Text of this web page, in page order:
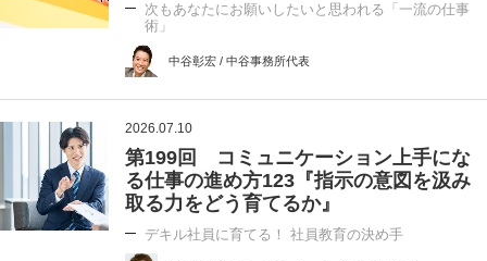
次もあなたにお願いしたいと思われる「一流の仕事
術」
中谷彰宏 / 中谷事務所代表
2026.07.10
第199回 コミュニケーション上手にな
る仕事の進め方123『指示の意図を汲み
取る力をどう育てるか』
デキル社員に育てる！ 社員教育の決め手